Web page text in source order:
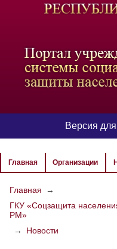
Версия
Главная Организации
Главная
→
ГКУ «Соцзащита
РМ»
→
Новости